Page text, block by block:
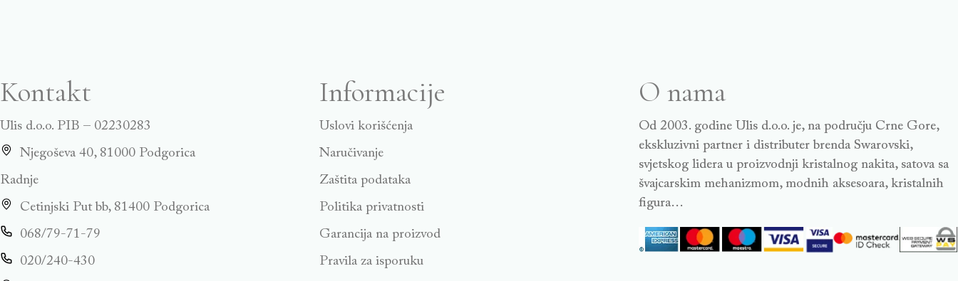
Kontakt
Ulis d.o.o. PIB – 02230283
Njegoševa 40, 81000 Podgorica
Radnje
Cetinjski Put bb, 81400 Podgorica
068/79-71-79
020/240-430
Informacije
Uslovi korišćenja
Naručivanje
Zaštita podataka
Politika privatnosti
Garancija na proizvod
Pravila za isporuku
O nama
Od 2003. godine Ulis d.o.o. je, na području Crne Gore,
ekskluzivni partner i distributer brenda Swarovski,
svjetskog lidera u proizvodnji kristalnog nakita, satova sa
švajcarskim mehanizmom, modnih aksesoara, kristalnih
figura…